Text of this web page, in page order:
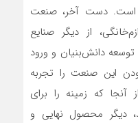
است. دست آخر، صنعت
از دیگر صنایع
دانش‌بنیان و ورود
این صنعت را تجربه
آنجا که زمینه را برای
دیگر محصول نهایی و